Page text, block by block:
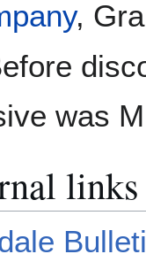
,
was
links